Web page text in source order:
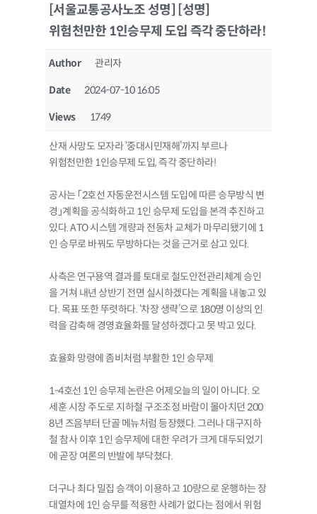
[서울교통공사노조 성명] [성명]
위험천만한 1인승무제 도입 즉각 중단하라!
Author 관리자
Date 2024-07-10 16:05
Views 1749
산재 사망도 모자라 ‘중대시민재해’까지 부르나
위험천만한 1인승무제 도입, 즉각 중단하라!
공사는 「2호선 자동운전시스템 도입에 따른 승무방식 변
경」계획을 공식화하고 1인 승무제 도입을 본격 추진하고
있다. ATO 시스템 개량과 전동차 교체가 마무리됐기에 1
인 승무로 바꿔도 무방하다는 것을 근거로 삼고 있다.
사측은 연구용역 결과를 토대로 철도안전관리체계 승인
을 거쳐 내년 상반기 전면 실시하겠다는 계획을 내놓고 있
다. 목표 또한 뚜렷하다. ‘차장 생략’으로 180명 이상의 인
력을 감축해 경영효율화를 달성하겠다고 못 박고 있다.
효율화 망령에 좀비처럼 부활한 1인 승무제
1-4호선 1인 승무제 논란은 어제오늘의 일이 아니다. 오
세훈 시장 주도로 지하철 구조조정 바람이 몰아치던 200
8년 즈음부터 단골 메뉴처럼 등장했다. 그러나 대구지하
철 참사 이후 1인 승무제에 대한 우려가 크게 대두되었기
에 곧장 여론의 반발에 부닥쳤다.
더구나 최다 밀집 승객이 이용하고 10량으로 운행하는 장
대열차에 1인 승무를 적용한 사례가 없다는 점에서 위험